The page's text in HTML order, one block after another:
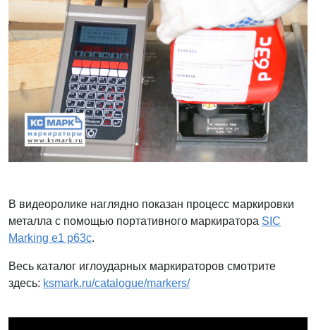
В видеоролике наглядно показан процесс маркировки
металла с помощью портативного маркиратора SIC
Marking e1 p63с.
Весь каталог иглоударных маркираторов смотрите
здесь: ksmark.ru/catalogue/markers/